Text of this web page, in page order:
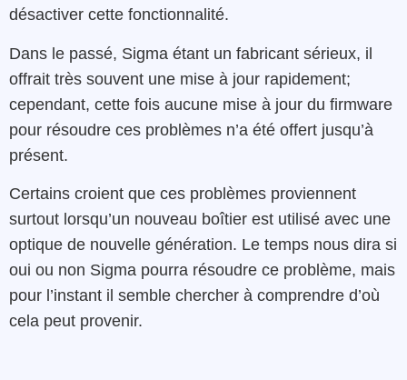
désactiver cette fonctionnalité.
Dans le passé, Sigma étant un fabricant sérieux, il
offrait très souvent une mise à jour rapidement;
cependant, cette fois aucune mise à jour du firmware
pour résoudre ces problèmes n’a été offert jusqu’à
présent.
Certains croient que ces problèmes proviennent
surtout lorsqu’un nouveau boîtier est utilisé avec une
optique de nouvelle génération. Le temps nous dira si
oui ou non Sigma pourra résoudre ce problème, mais
pour l’instant il semble chercher à comprendre d’où
cela peut provenir.